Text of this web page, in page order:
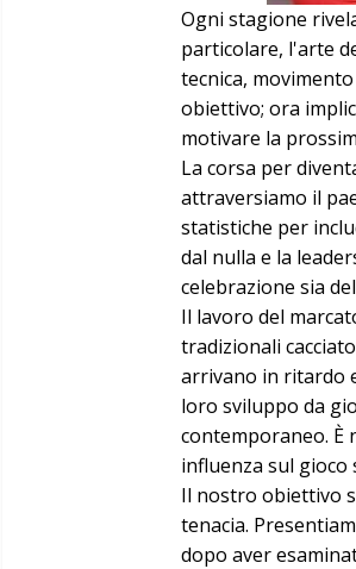
Ogni stagione
particolare, l'arte
tecnica,
obiettivo; ora
motivare la
La corsa per
attraversiamo il
statistiche per
dal nulla e la
celebrazione sia
Il lavoro del
tradizionali
arrivano in ritardo
loro sviluppo da
contemporaneo. È
influenza sul
Il nostro obiettivo
tenacia.
dopo aver